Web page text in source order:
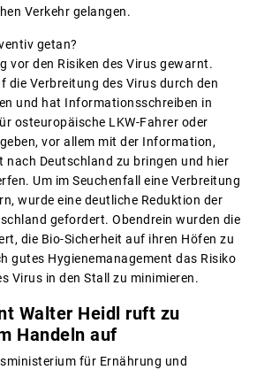
Verkehr gelangen.
getan?
vor den Risiken des Virus gewarnt.
die Verbreitung des Virus durch den
und hat Informationsschreiben in
osteuropäische LKW-Fahrer oder
vor allem mit der Information,
nach Deutschland zu bringen und hier
Um im Seuchenfall eine Verbreitung
wurde eine deutliche Reduktion der
gefordert. Obendrein wurden die
die Bio-Sicherheit auf ihren Höfen zu
gutes Hygienemanagement das Risiko
Virus in den Stall zu minimieren.
Walter Heidl ruft zu
Handeln auf
für Ernährung und